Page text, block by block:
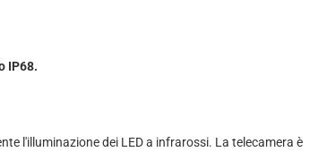
IP68.
l'illuminazione dei LED a infrarossi. La telecamera è